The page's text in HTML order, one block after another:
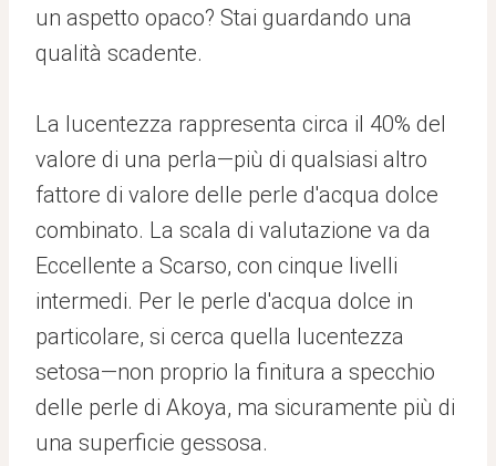
un aspetto opaco? Stai guardando una
qualità scadente.
La lucentezza rappresenta circa il 40% del
valore di una perla—più di qualsiasi altro
fattore di valore delle perle d'acqua dolce
combinato. La scala di valutazione va da
Eccellente a Scarso, con cinque livelli
intermedi. Per le perle d'acqua dolce in
particolare, si cerca quella lucentezza
setosa—non proprio la finitura a specchio
delle perle di Akoya, ma sicuramente più di
una superficie gessosa.